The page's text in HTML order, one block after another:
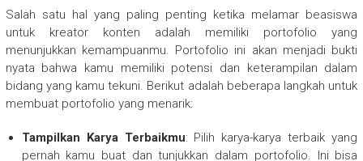
Salah satu hal yang paling penting ketika melamar beasiswa
untuk kreator konten adalah memiliki portofolio yang
menunjukkan kemampuanmu. Portofolio ini akan menjadi bukti
nyata bahwa kamu memiliki potensi dan keterampilan dalam
bidang yang kamu tekuni. Berikut adalah beberapa langkah untuk
membuat portofolio yang menarik:
Tampilkan Karya Terbaikmu: Pilih karya-karya terbaik yang
pernah kamu buat dan tunjukkan dalam portofolio. Ini bisa